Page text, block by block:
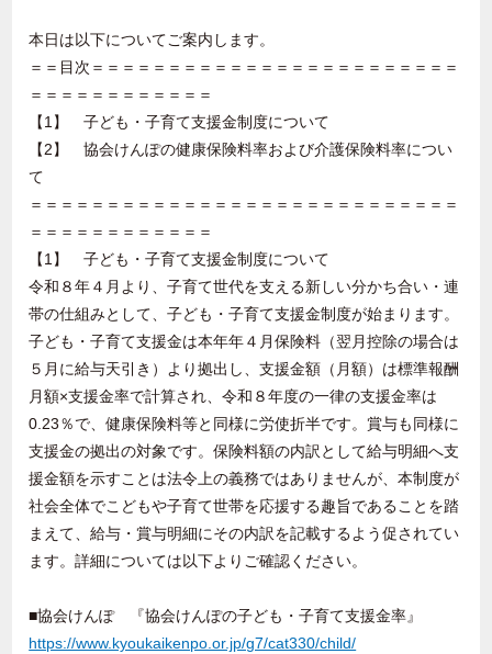
本日は以下についてご案内します。
＝＝目次＝＝＝＝＝＝＝＝＝＝＝＝＝＝＝＝＝＝＝＝＝＝＝＝
＝＝＝＝＝＝＝＝＝＝＝＝
【1】 子ども・子育て支援金制度について
【2】 協会けんぽの健康保険料率および介護保険料率につい
て
＝＝＝＝＝＝＝＝＝＝＝＝＝＝＝＝＝＝＝＝＝＝＝＝＝＝＝＝
＝＝＝＝＝＝＝＝＝＝＝＝
【1】 子ども・子育て支援金制度について
令和８年４月より、子育て世代を支える新しい分かち合い・連
帯の仕組みとして、子ども・子育て支援金制度が始まります。
子ども・子育て支援金は本年年４月保険料（翌月控除の場合は
５月に給与天引き）より拠出し、支援金額（月額）は標準報酬
月額×支援金率で計算され、令和８年度の一律の支援金率は
0.23％で、健康保険料等と同様に労使折半です。賞与も同様に
支援金の拠出の対象です。保険料額の内訳として給与明細へ支
援金額を示すことは法令上の義務ではありませんが、本制度が
社会全体でこどもや子育て世帯を応援する趣旨であることを踏
まえて、給与・賞与明細にその内訳を記載するよう促されてい
ます。詳細については以下よりご確認ください。
■協会けんぽ 『協会けんぽの子ども・子育て支援金率』
https://www.kyoukaikenpo.or.jp/g7/cat330/child/